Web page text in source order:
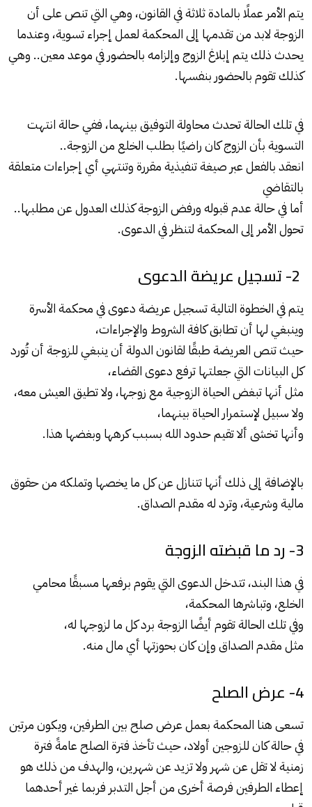
يتم الأمر عملًا بالمادة ثلاثة في القانون، وهي التي تنص على أن
الزوجة لابد من تقدمها إلى المحكمة لعمل إجراء تسوية، وعندما
يحدث ذلك يتم إبلاغ الزوج وإلزامه بالحضور في موعد معين.. وهي
كذلك تقوم بالحضور بنفسها.
في تلك الحالة تحدث محاولة التوفيق بينهما، ففي حالة انتهت
التسوية بأن الزوج كان راضيًا بطلب الخلع من الزوجة..
انعقد بالفعل عبر صيغة تنفيذية مقررة وتنتهي أي إجراءات متعلقة
بالتقاضي
أما في حالة عدم قبوله ورفض الزوجة كذلك العدول عن مطلبها..
تحول الأمر إلى المحكمة لتنظر في الدعوى.
يتم في الخطوة التالية تسجيل عريضة دعوى في محكمة الأسرة
وينبغي لها أن تطابق كافة الشروط والإجراءات،
حيث تنص العريضة طبقًا لقانون الدولة أن ينبغي للزوجة أن تُورد
كل البيانات التي جعلتها ترفع دعوى القضاء،
مثل أنها تبغض الحياة الزوجية مع زوجها، ولا تطيق العيش معه،
ولا سبيل لإستمرار الحياة بينهما،
وأنها تخشى ألا تقيم حدود الله بسبب كرهها وبغضها هذا.
بالإضافة إلى ذلك أنها تتنازل عن كل ما يخصها وتملكه من حقوق
مالية وشرعية، وترد له مقدم الصداق.
3- رد ما قبضته الزوجة
في هذا البند، تتدخل الدعوى التي يقوم برفعها مسبقًا محامي
الخلع، وتباشرها المحكمة،
وفي تلك الحالة تقوم أيضًا الزوجة برد كل ما لزوجها له،
مثل مقدم الصداق وإن كان بحوزتها أي مال منه.
4- عرض الصلح
تسعى هنا المحكمة بعمل عرض صلح بين الطرفين، ويكون مرتين
في حالة كان للزوجين أولاد، حيث تأخذ فترة الصلح عامةً فترة
زمنية لا تقل عن شهر ولا تزيد عن شهرين، والهدف من ذلك هو
إعطاء الطرفين فرصة أخرى من أجل التدبر فربما غير أحدهما